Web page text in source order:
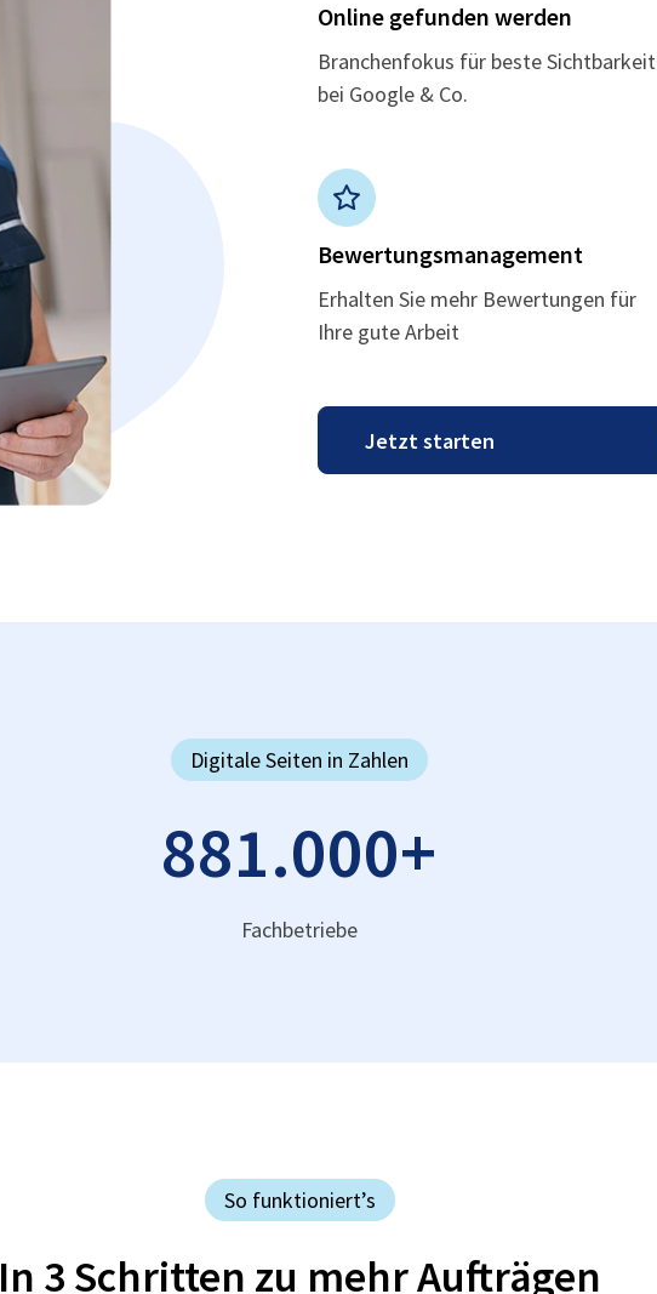
Online gefunden werden
Branchenfokus für beste Sichtbarkeit
bei Google & Co.
Bewertungsmanagement
Erhalten Sie mehr Bewertungen für
Ihre gute Arbeit
Digitale Seiten in Zahlen
881.000+
Fachbetriebe
So funktioniert’s
In 3 Schritten zu mehr Aufträgen